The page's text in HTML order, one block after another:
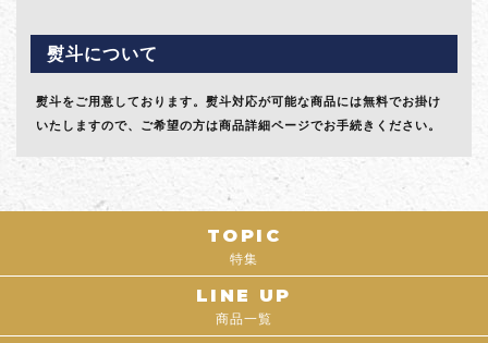
熨斗について
熨斗をご用意しております。熨斗対応が可能な商品には無料でお掛け
いたしますので、ご希望の方は商品詳細ページでお手続きください。
TOPIC
特集
LINE UP
商品一覧